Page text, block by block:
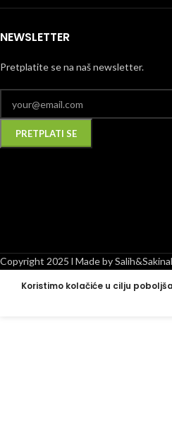
NEWSLETTER
Pretplatite se na naš newsletter.
Copyright 2025 l Made by
Koristimo kolačiće u cilju